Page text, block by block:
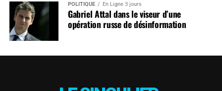
POLITIQUE En Ligne 3 jours
Gabriel Attal dans le viseur d’une
opération russe de désinformation